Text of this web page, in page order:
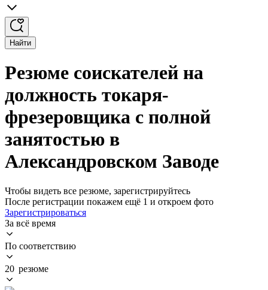
Найти
Резюме соискателей на
должность токаря-
фрезеровщика с полной
занятостью в
Александровском Заводе
Чтобы видеть все резюме, зарегистрируйтесь
После регистрации покажем ещё 1 и откроем фото
Зарегистрироваться
За всё время
По соответствию
20 резюме